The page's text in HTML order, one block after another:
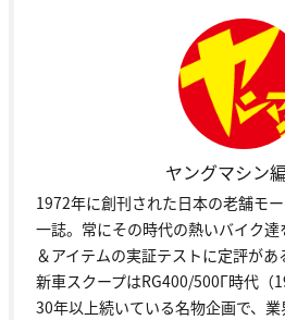
ヤングマシン
1972年に創刊された日本の老舗モ
一誌。常にその時代の熱いバイク
＆アイテムの実証テストに定評が
新車スクープはRG400/500Γ時代（
30年以上続いている名物企画で、